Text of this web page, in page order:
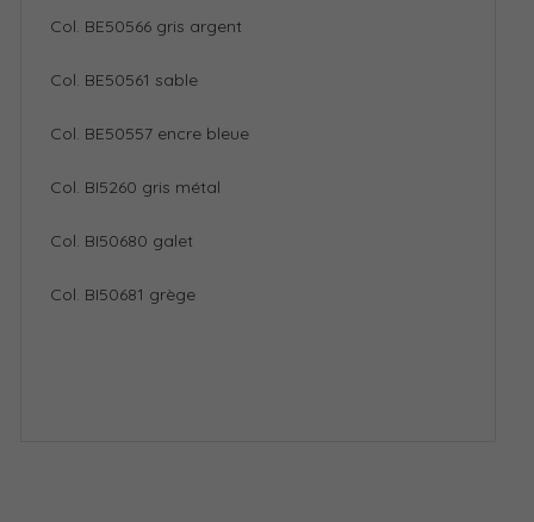
Col. BE50566 gris argent
Col. BE50561 sable
Col. BE50557 encre bleue
Col. BI5260 gris métal
Col. BI50680 galet
Col. BI50681 grège